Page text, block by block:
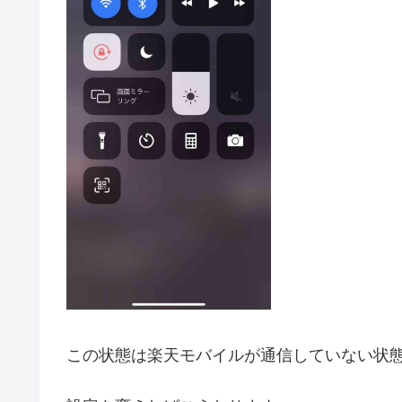
この状態は楽天モバイルが通信していない状